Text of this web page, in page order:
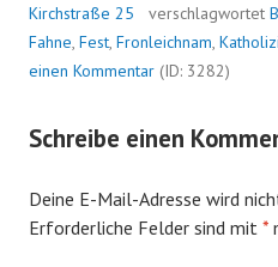
Kirchstraße 25
verschlagwortet
Fahne, Fest, Fronleichnam,
einen Kommentar (ID: 3282)
Schreibe einen
Deine E-Mail-Adresse wird
Erforderliche Felder sind mit *